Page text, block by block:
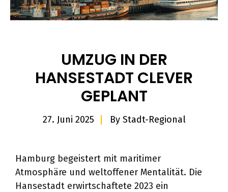
UMZUG IN DER
HANSESTADT CLEVER
GEPLANT
27. Juni 2025 By Stadt-Regional
Hamburg begeistert mit maritimer
Atmosphäre und weltoffener Mentalität. Die
Hansestadt erwirtschaftete 2023 ein